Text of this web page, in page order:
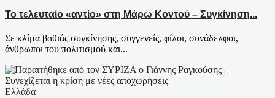
Το τελευταίο «αντίο» στη Μάρω Κοντού – Συγκίνηση...
Σε κλίμα βαθιάς συγκίνησης, συγγενείς, φίλοι, συνάδελφοι,
άνθρωποι του πολιτισμού και...
Ελλάδα